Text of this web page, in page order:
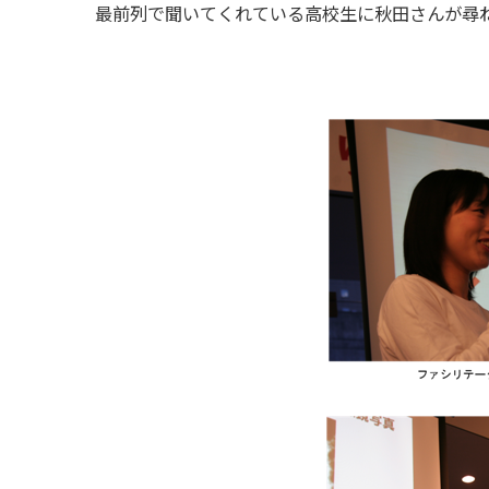
最前列で聞いてくれている高校生に秋田さんが